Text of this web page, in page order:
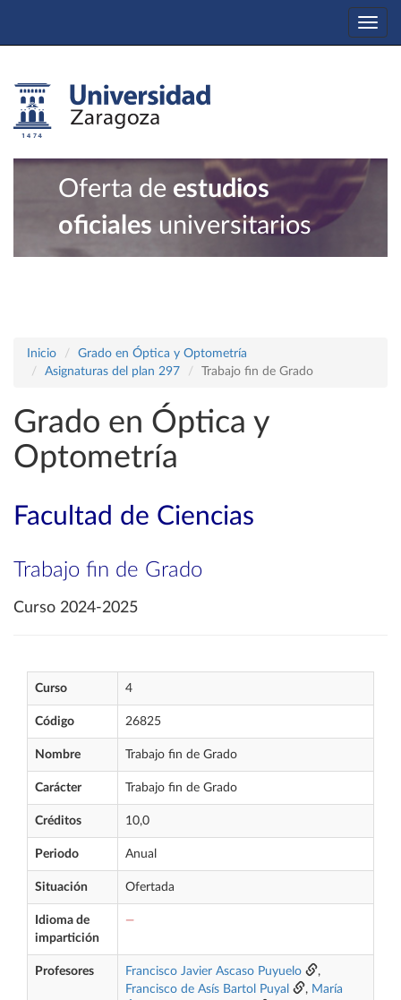
Oferta de estudios
oficiales universitarios
Inicio
Grado en Óptica y Optometría
Asignaturas del plan 297
Trabajo fin de Grado
Grado en Óptica y
Optometría
Facultad de Ciencias
Trabajo fin de Grado
Curso 2024-2025
Curso 4
Código 26825
Nombre Trabajo fin de Grado
Carácter Trabajo fin de Grado
Créditos 10,0
Periodo Anual
Situación Ofertada
Idioma de
impartición
—
Profesores Francisco Javier Ascaso Puyuelo
,
Francisco de Asís Bartol Puyal
, María